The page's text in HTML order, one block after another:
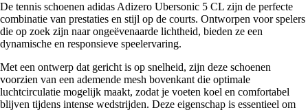
De tennis schoenen adidas Adizero Ubersonic 5 CL zijn de perfecte
combinatie van prestaties en stijl op de courts. Ontworpen voor spelers
die op zoek zijn naar ongeëvenaarde lichtheid, bieden ze een
dynamische en responsieve speelervaring.
Met een ontwerp dat gericht is op snelheid, zijn deze schoenen
voorzien van een ademende mesh bovenkant die optimale
luchtcirculatie mogelijk maakt, zodat je voeten koel en comfortabel
blijven tijdens intense wedstrijden. Deze eigenschap is essentieel om